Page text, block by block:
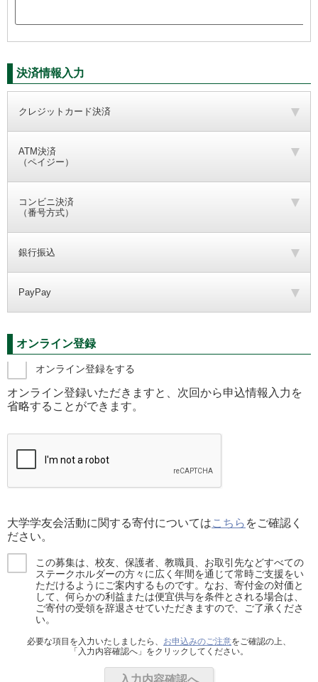
決済情報入力
クレジットカード決済
ATM決済
（ペイジー）
コンビニ決済
（番号方式）
銀行振込
PayPay
オンライン登録
オンライン登録をする
オンライン登録いただきますと、次回から申込情報入力を
省略することができます。
大学学友会活動に関する寄付についてはこちら をご確認く
ださい。
この募集は、校友、保護者、教職員、お取引先などすべての
ステークホルダーの方々に広く年間を通じて常時ご支援をい
ただけるようにご案内するものです。なお、寄付金の対価と
して、何らかの利益または便宜供与を条件とされる場合は、
ご寄付の受領を辞退させていただきますので、ご了承くださ
い。
必要な項目を入力いたしましたら、 お申込みのご注意をご確認の上、
「入力内容確認へ」をクリックしてください。
入力内容確認へ